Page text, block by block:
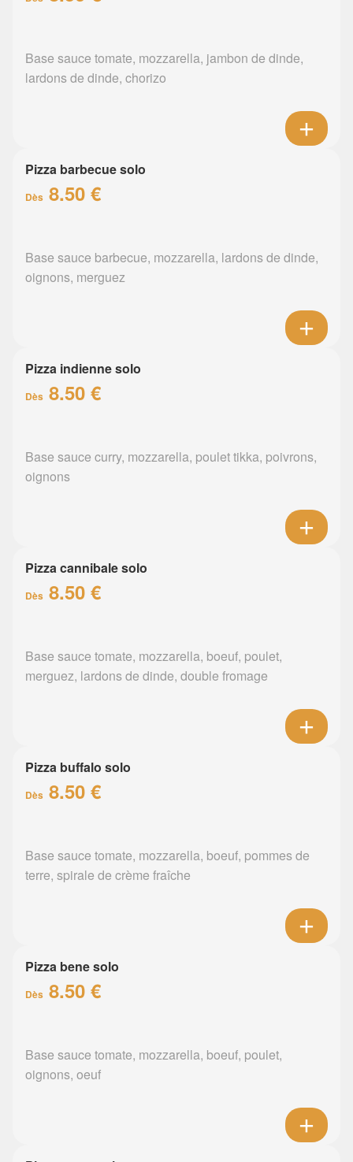
Base sauce tomate, mozzarella, jambon de dinde,
lardons de dinde, chorizo
Pizza barbecue solo
Dès 8.50 €
Base sauce barbecue, mozzarella, lardons de dinde,
oignons, merguez
Pizza indienne solo
Dès 8.50 €
Base sauce curry, mozzarella, poulet tikka, poivrons,
oignons
Pizza cannibale solo
Dès 8.50 €
Base sauce tomate, mozzarella, boeuf, poulet,
merguez, lardons de dinde, double fromage
Pizza buffalo solo
Dès 8.50 €
Base sauce tomate, mozzarella, boeuf, pommes de
terre, spirale de crème fraîche
Pizza bene solo
Dès 8.50 €
Base sauce tomate, mozzarella, boeuf, poulet,
oignons, oeuf